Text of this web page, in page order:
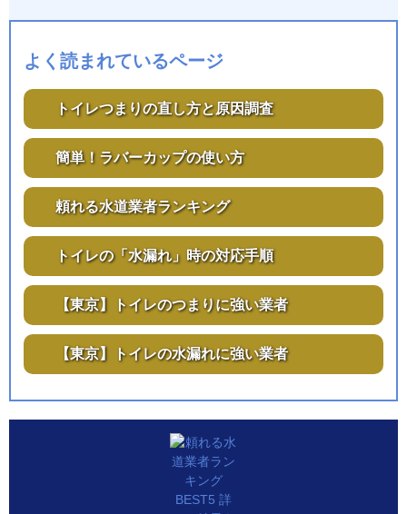
よく読まれているページ
トイレつまりの直し方と原因調査
簡単！ラバーカップの使い方
頼れる水道業者ランキング
トイレの「水漏れ」時の対応手順
【東京】トイレのつまりに強い業者
【東京】トイレの水漏れに強い業者